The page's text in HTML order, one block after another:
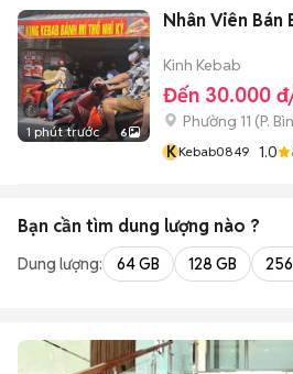
1 phút trước 6
Nhân Viên Bán
Kinh Kebab
Đến 30.000
Phường 11 (P.
KKebab0849 1.0
Bạn cần tìm dung lượng nào ?
Dung lượng: 64 GB 128 GB